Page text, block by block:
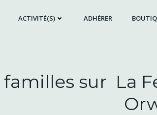
ACTIVITÉ(S) ADHÉRER
familles sur La